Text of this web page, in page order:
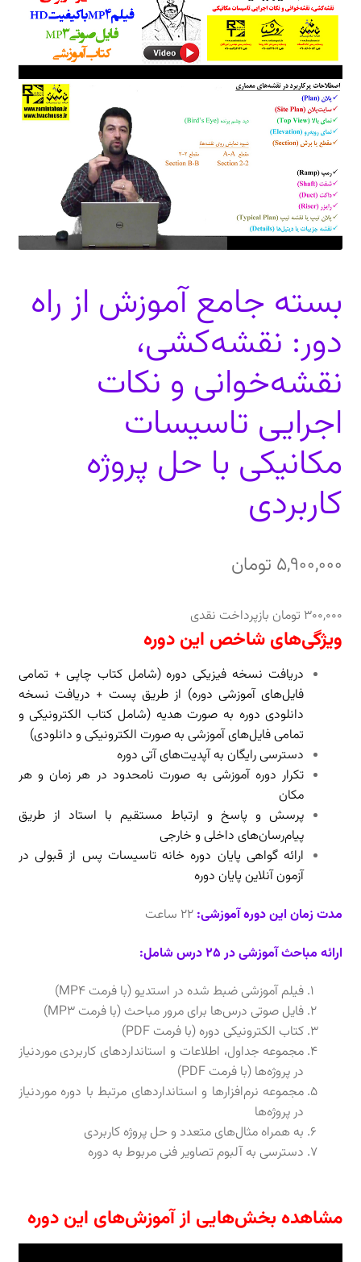
دعوت برای پروژه، تدریس و سخنرانی
ارتباط از طریق پیام‌رسان‌ها: 09373443975
تلفن: ۰۲۱۸۸۴۵۴۷۴۲
بسته جامع آموزش از راه
دور: نقشه‌کشی،
نقشه‌خوانی و نکات
اجرایی تاسیسات
مکانیکی با حل پروژه
کاربردی
5,900,000 تومان
300,000 تومان بازپرداخت نقدی
ویژگی‌های شاخص این دوره
دریافت نسخه فیزیکی دوره (شامل کتاب چاپی + تمامی
فایل‌های آموزشی دوره) از طریق پست + دریافت نسخه
دانلودی دوره به صورت هدیه (شامل کتاب الکترونیکی و
تمامی فایل‌های آموزشی به صورت الکترونیکی و دانلودی)
دسترسی رایگان به آپدیت‌های آتی دوره
تکرار دوره آموزشی به صورت نامحدود در هر زمان و هر
مکان
پرسش و پاسخ و ارتباط مستقیم با استاد از طریق
پیام‌رسان‌های داخلی و خارجی
ارائه گواهی پایان دوره خانه تاسیسات پس از قبولی در
آزمون آنلاین پایان دوره
مدت زمان این دوره آموزشی:
ارائه مباحث آموزشی در 25 درس شامل:
فیلم آموزشی ضبط شده در استدیو (با فرمت MP4)
فایل صوتی درس‌ها برای مرور مباحث (با فرمت MP3‌)
کتاب الکترونیکی دوره (با فرمت PDF)
مجموعه جداول، اطلاعات و استانداردهای کاربردی موردنیاز
در پروژه‌ها (با فرمت PDF)
مجموعه نرم‌افزارها و استانداردهای مرتبط با دوره موردنیاز
در پروژه‌ها
به همراه مثال‌های متعدد و حل پروژه کاربردی
دسترسی به آلبوم تصاویر فنی مربوط به دوره
مشاهده بخش‌هایی از آموزش‌های این دوره